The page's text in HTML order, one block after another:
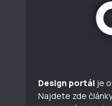
Design portál je
Najdete zde